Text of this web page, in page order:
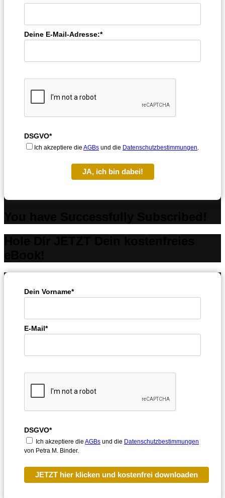
Deine E-Mail-Adresse:*
DSGVO*
Ich akzeptiere die AGBs und die Datenschutzbestimmungen.
JA, ich bin dabei!
Dein Vorname*
E-Mail*
DSGVO*
Ich akzeptiere die AGBs und die Datenschutzbestimmungen
von Petra M. Binder.
JETZT hier klicken und kostenfrei downloaden